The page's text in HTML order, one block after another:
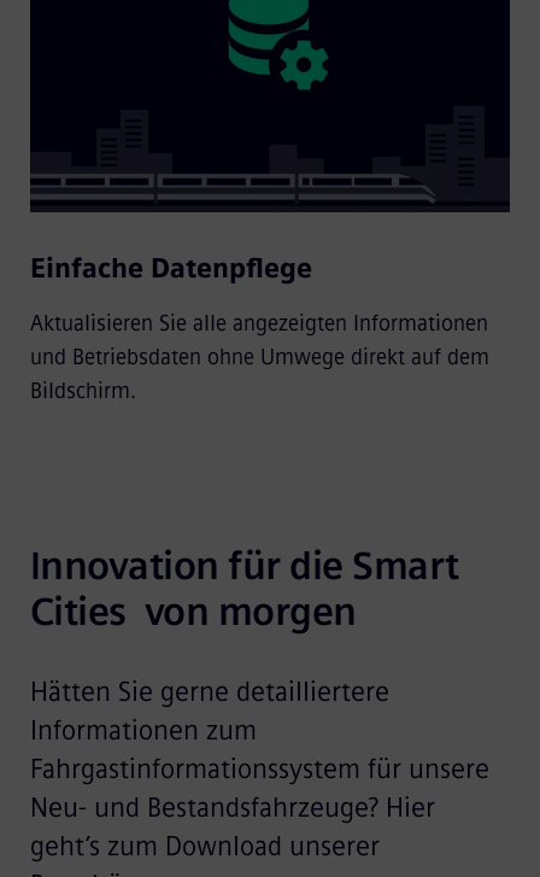
Einfache Datenpflege
Aktualisieren Sie alle angezeigten Informationen
und Betriebsdaten ohne Umwege direkt auf dem
Bildschirm.
Innovation für die Smart
Cities  von morgen
Hätten Sie gerne detailliertere
Informationen zum
Fahrgastinformationssystem für unsere
Neu- und Bestandsfahrzeuge? Hier
geht’s zum Download unserer